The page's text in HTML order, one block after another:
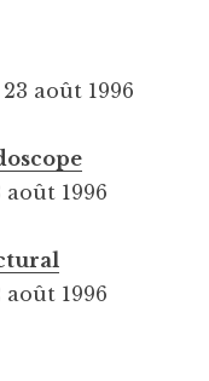
août 1996
1996
1996